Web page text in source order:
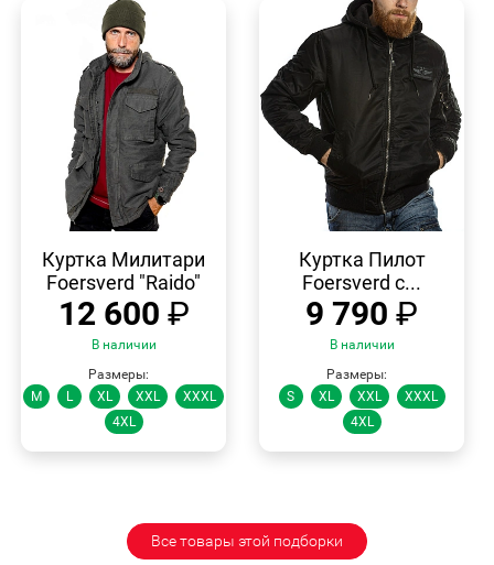
ПРОСМОТР
Куртка Милитари
Foersverd "Raido"
12 600 ₽
В наличии
Размеры:
M
L XL XXL
XXXL
4XL
ПРОСМОТР
Куртка Пилот
Foersverd с...
9 790 ₽
В наличии
Размеры:
S
XL XXL
XXXL
4XL
Все товары этой подборки